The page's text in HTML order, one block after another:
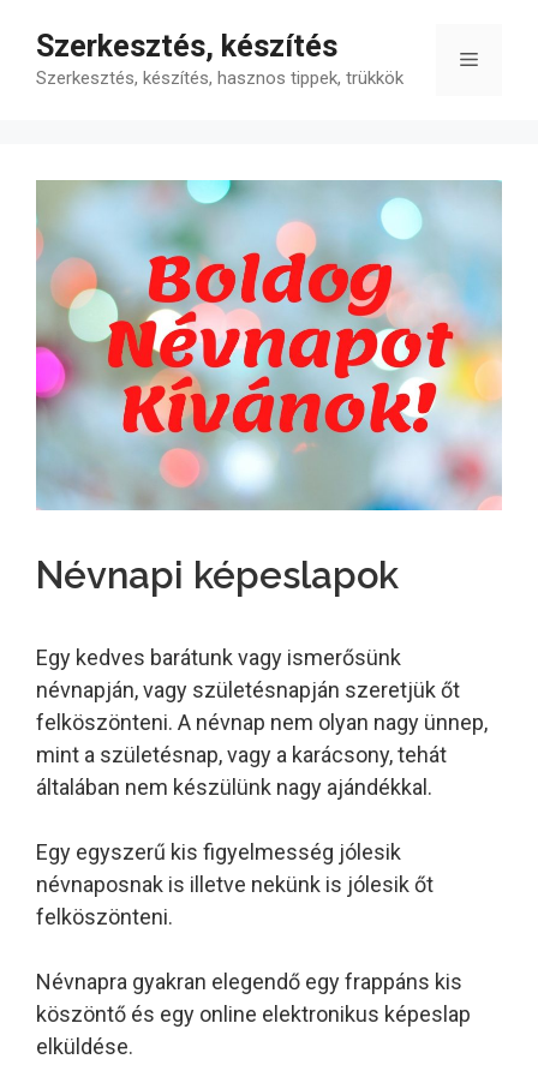
tartalomba
Szerkesztés, készítés
Szerkesztés, készítés, hasznos tippek, trükkök
Menü
Névnapi képeslapok
Egy kedves barátunk vagy ismerősünk
névnapján, vagy születésnapján szeretjük őt
felköszönteni. A névnap nem olyan nagy ünnep,
mint a születésnap, vagy a karácsony, tehát
általában nem készülünk nagy ajándékkal.
Egy egyszerű kis figyelmesség jólesik
névnaposnak is illetve nekünk is jólesik őt
felköszönteni.
Névnapra gyakran elegendő egy frappáns kis
köszöntő és egy online elektronikus képeslap
elküldése.